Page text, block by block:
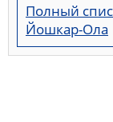
Полный
Йошкар-Ола